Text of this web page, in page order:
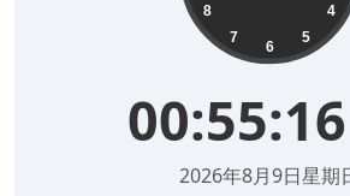
4
5
6
7
8
00:55:16
2026年8月9日星期